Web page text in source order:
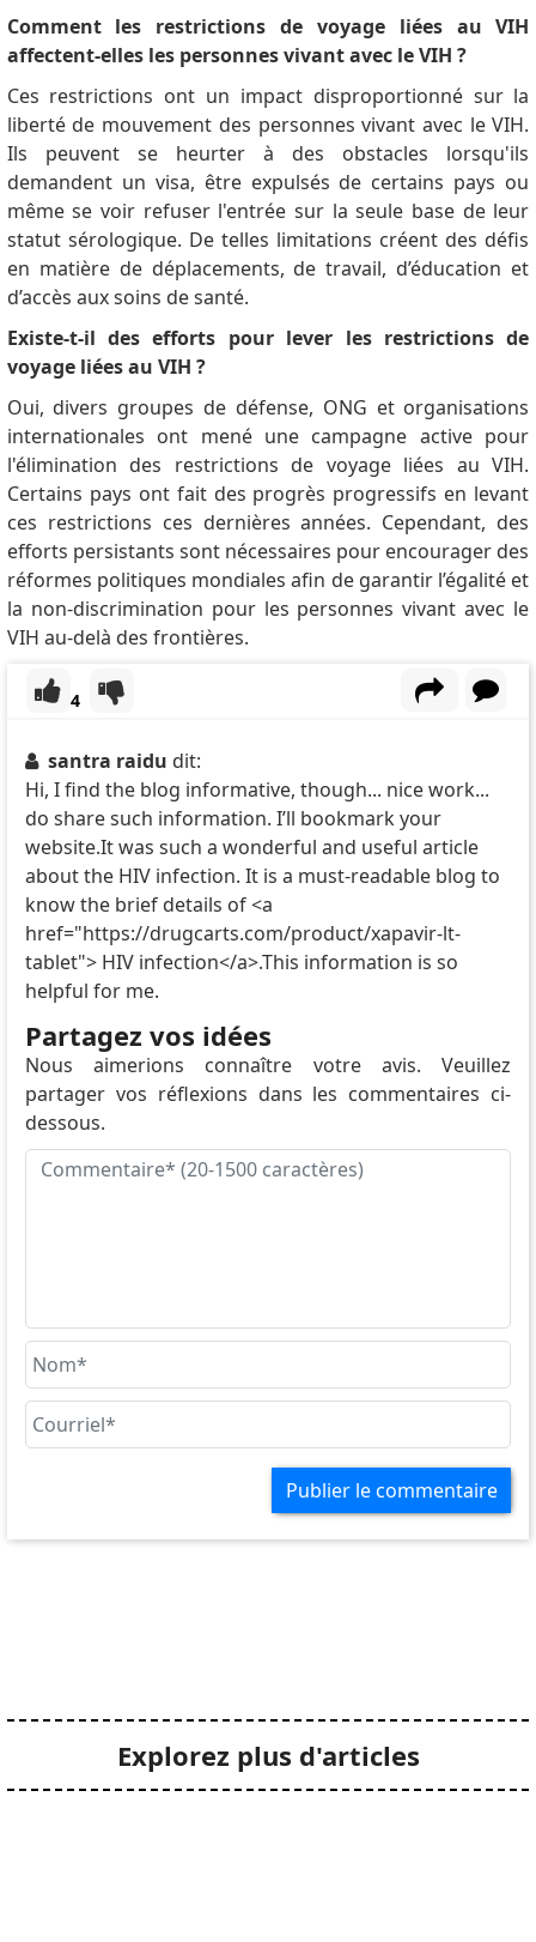
Comment les restrictions de voyage liées au VIH
affectent-elles les personnes vivant avec le VIH ?
Ces restrictions ont un impact disproportionné sur la
liberté de mouvement des personnes vivant avec le VIH.
Ils peuvent se heurter à des obstacles lorsqu'ils
demandent un visa, être expulsés de certains pays ou
même se voir refuser l'entrée sur la seule base de leur
statut sérologique. De telles limitations créent des défis
en matière de déplacements, de travail, d’éducation et
d’accès aux soins de santé.
Existe-t-il des efforts pour lever les restrictions de
voyage liées au VIH ?
Oui, divers groupes de défense, ONG et organisations
internationales ont mené une campagne active pour
l'élimination des restrictions de voyage liées au VIH.
Certains pays ont fait des progrès progressifs en levant
ces restrictions ces dernières années. Cependant, des
efforts persistants sont nécessaires pour encourager des
réformes politiques mondiales afin de garantir l’égalité et
la non-discrimination pour les personnes vivant avec le
VIH au-delà des frontières.
4
santra raidu dit:
Hi, I find the blog informative, though... nice work...
do share such information. I’ll bookmark your
website.It was such a wonderful and useful article
about the HIV infection. It is a must-readable blog to
know the brief details of <a
href="https://drugcarts.com/product/xapavir-lt-
tablet"> HIV infection</a>.This information is so
helpful for me.
Partagez vos idées
Nous aimerions connaître votre avis. Veuillez
partager vos réflexions dans les commentaires ci-
dessous.
Publier le commentaire
Explorez plus d'articles